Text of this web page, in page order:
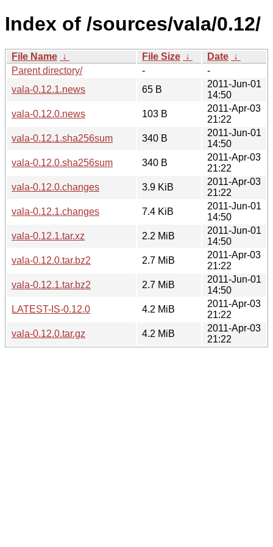
Index of /sources/vala/0.12/
File Name ↓ File Size ↓ Date ↓
Parent directory/
-
-
vala-0.12.1.news
65 B
2011-Jun-01
14:50
vala-0.12.0.news
103 B
2011-Apr-03
21:22
vala-0.12.1.sha256sum
340 B
2011-Jun-01
14:50
vala-0.12.0.sha256sum
340 B
2011-Apr-03
21:22
vala-0.12.0.changes
3.9 KiB
2011-Apr-03
21:22
vala-0.12.1.changes
7.4 KiB
2011-Jun-01
14:50
vala-0.12.1.tar.xz
2.2 MiB
2011-Jun-01
14:50
vala-0.12.0.tar.bz2
2.7 MiB
2011-Apr-03
21:22
vala-0.12.1.tar.bz2
2.7 MiB
2011-Jun-01
14:50
LATEST-IS-0.12.0
4.2 MiB
2011-Apr-03
21:22
vala-0.12.0.tar.gz
4.2 MiB
2011-Apr-03
21:22